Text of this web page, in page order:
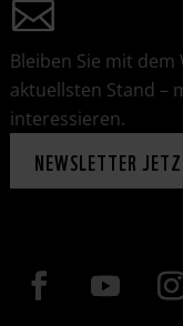
Bleiben Sie mit
aktuellsten Stand –
interessieren.
NEWSLETTER